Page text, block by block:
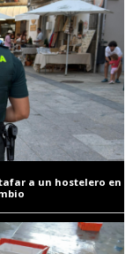
a un hostelero en